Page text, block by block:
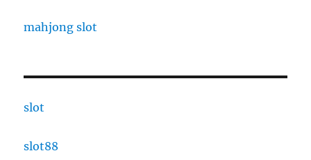
mahjong slot
slot
slot88